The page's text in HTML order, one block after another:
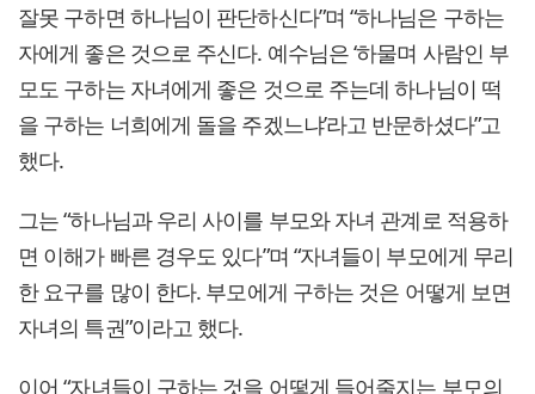
잘못 구하면 하나님이 판단하신다”며 “하나님은 구하는
자에게 좋은 것으로 주신다. 예수님은 ‘하물며 사람인 부
모도 구하는 자녀에게 좋은 것으로 주는데 하나님이 떡
을 구하는 너희에게 돌을 주겠느냐’라고 반문하셨다”고
했다.
그는 “하나님과 우리 사이를 부모와 자녀 관계로 적용하
면 이해가 빠른 경우도 있다”며 “자녀들이 부모에게 무리
한 요구를 많이 한다. 부모에게 구하는 것은 어떻게 보면
자녀의 특권”이라고 했다.
이어 “자녀들이 구하는 것을 어떻게 들어줄지는 부모의